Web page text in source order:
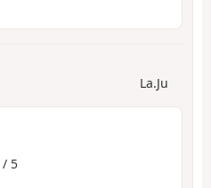
La.Ju
/ 5